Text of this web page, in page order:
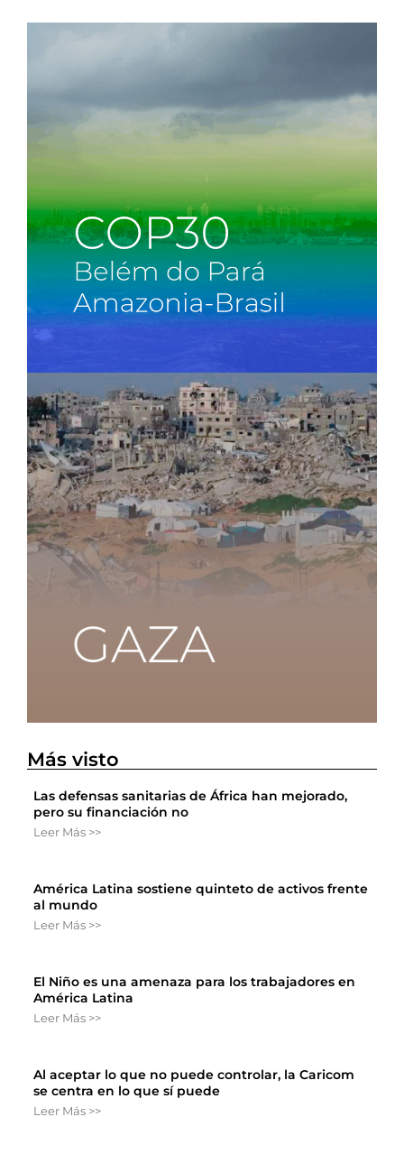
Más visto
Las defensas sanitarias de África han mejorado,
pero su financiación no
Leer Más >>
América Latina sostiene quinteto de activos frente
al mundo
Leer Más >>
El Niño es una amenaza para los trabajadores en
América Latina
Leer Más >>
Al aceptar lo que no puede controlar, la Caricom
se centra en lo que sí puede
Leer Más >>